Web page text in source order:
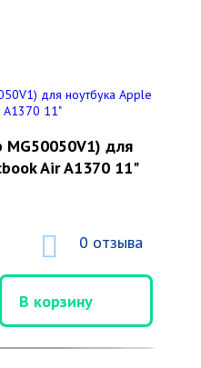
MG50050V1) для
Air A1370 11"
0 отзыва
В корзину